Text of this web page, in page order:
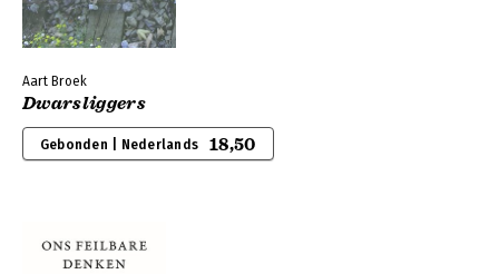
Aart Broek
Dwarsliggers
Gebonden | Nederlands 18,50